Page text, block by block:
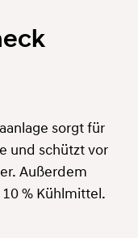
sorgt für
und schützt vor
Außerdem
% Kühlmittel.